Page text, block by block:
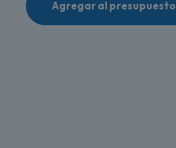
Agregar al presupuesto